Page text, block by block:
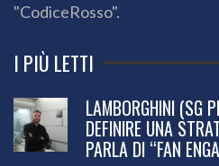
"CodiceRosso".
I PIÙ LETTI
LAMBORGHINI (SG
DEFINIRE UNA
PARLA DI “FAN